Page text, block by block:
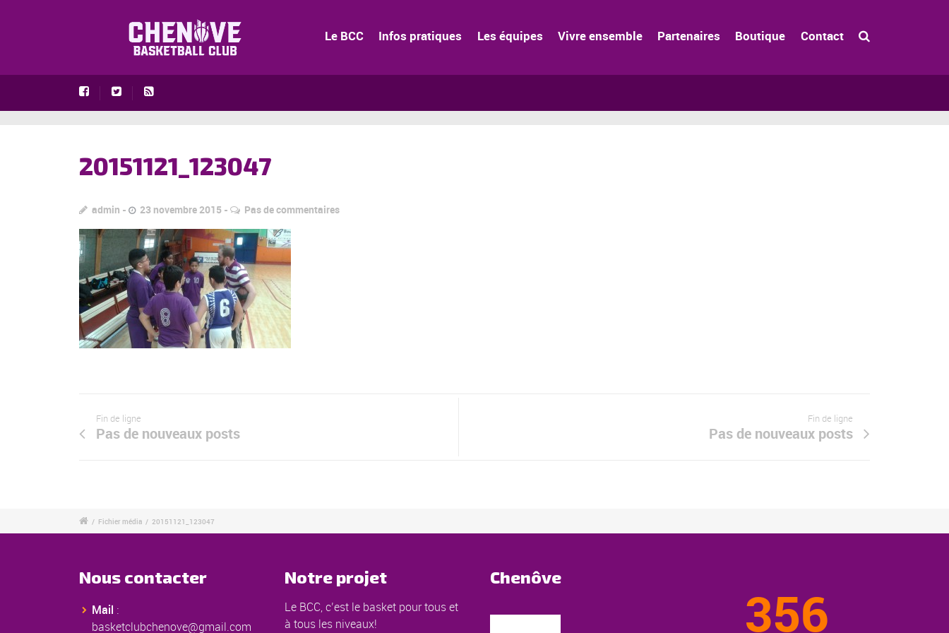
Le BCC Infos pratiques Les équipes Vivre ensemble Partenaires Boutique Contact
20151121_123047
admin 23 novembre 2015 Pas de commentaires
Fin de ligne
Pas de nouveaux posts
Fin de ligne
Pas de nouveaux posts
/ Fichier média / 20151121_123047
Nous contacter
Mail :
basketclubchenove@gmail.com
Notre projet
Le BCC, c’est le basket pour tous et
à tous les niveaux!
Chenôve
356